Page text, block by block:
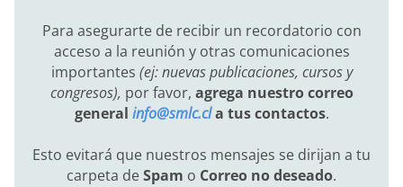
Para asegurarte de recibir un recordatorio con
acceso a la reunión y otras comunicaciones
importantes (ej: nuevas publicaciones, cursos y
congresos), por favor, agrega nuestro correo
general info@smlc.cl a tus contactos.
Esto evitará que nuestros mensajes se dirijan a tu
carpeta deSpam o Correo no deseado.